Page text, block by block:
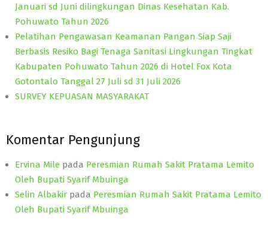
Januari sd Juni dilingkungan Dinas Kesehatan Kab.
Pohuwato Tahun 2026
Pelatihan Pengawasan Keamanan Pangan Siap Saji
Berbasis Resiko Bagi Tenaga Sanitasi Lingkungan Tingkat
Kabupaten Pohuwato Tahun 2026 di Hotel Fox Kota
Gotontalo Tanggal 27 Juli sd 31 Juli 2026
SURVEY KEPUASAN MASYARAKAT
Komentar Pengunjung
Ervina Mile pada Peresmian Rumah Sakit Pratama Lemito
Oleh Bupati Syarif Mbuinga
Selin Albakir pada Peresmian Rumah Sakit Pratama Lemito
Oleh Bupati Syarif Mbuinga